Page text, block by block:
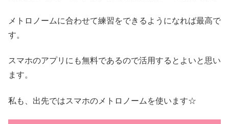
メトロノームに合わせて練習をできるようになれば最高で
す。
スマホのアプリにも無料であるので活用するとよいと思い
ます。
私も、出先ではスマホのメトロノームを使います☆